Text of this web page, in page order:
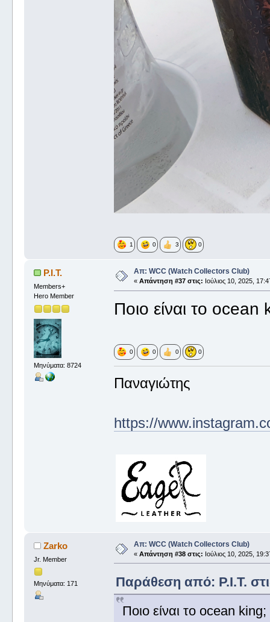
1 0 3 0
P.I.T.
Members+
Hero Member
Μηνύματα: 8724
Απ: WCC (Watch Collectors Club)
« Απάντηση #37 στις: Ιούλιος 10, 2025,
Ποιο είναι το ocean
0 0 0 0
Παναγιώτης
https://
Zarko
Jr. Member
Μηνύματα: 171
Απ: WCC (Watch Collectors Club)
« Απάντηση #38 στις: Ιούλιος 10, 2025,
Παράθεση από: P.I.T.
Ποιο είναι το ocean king;